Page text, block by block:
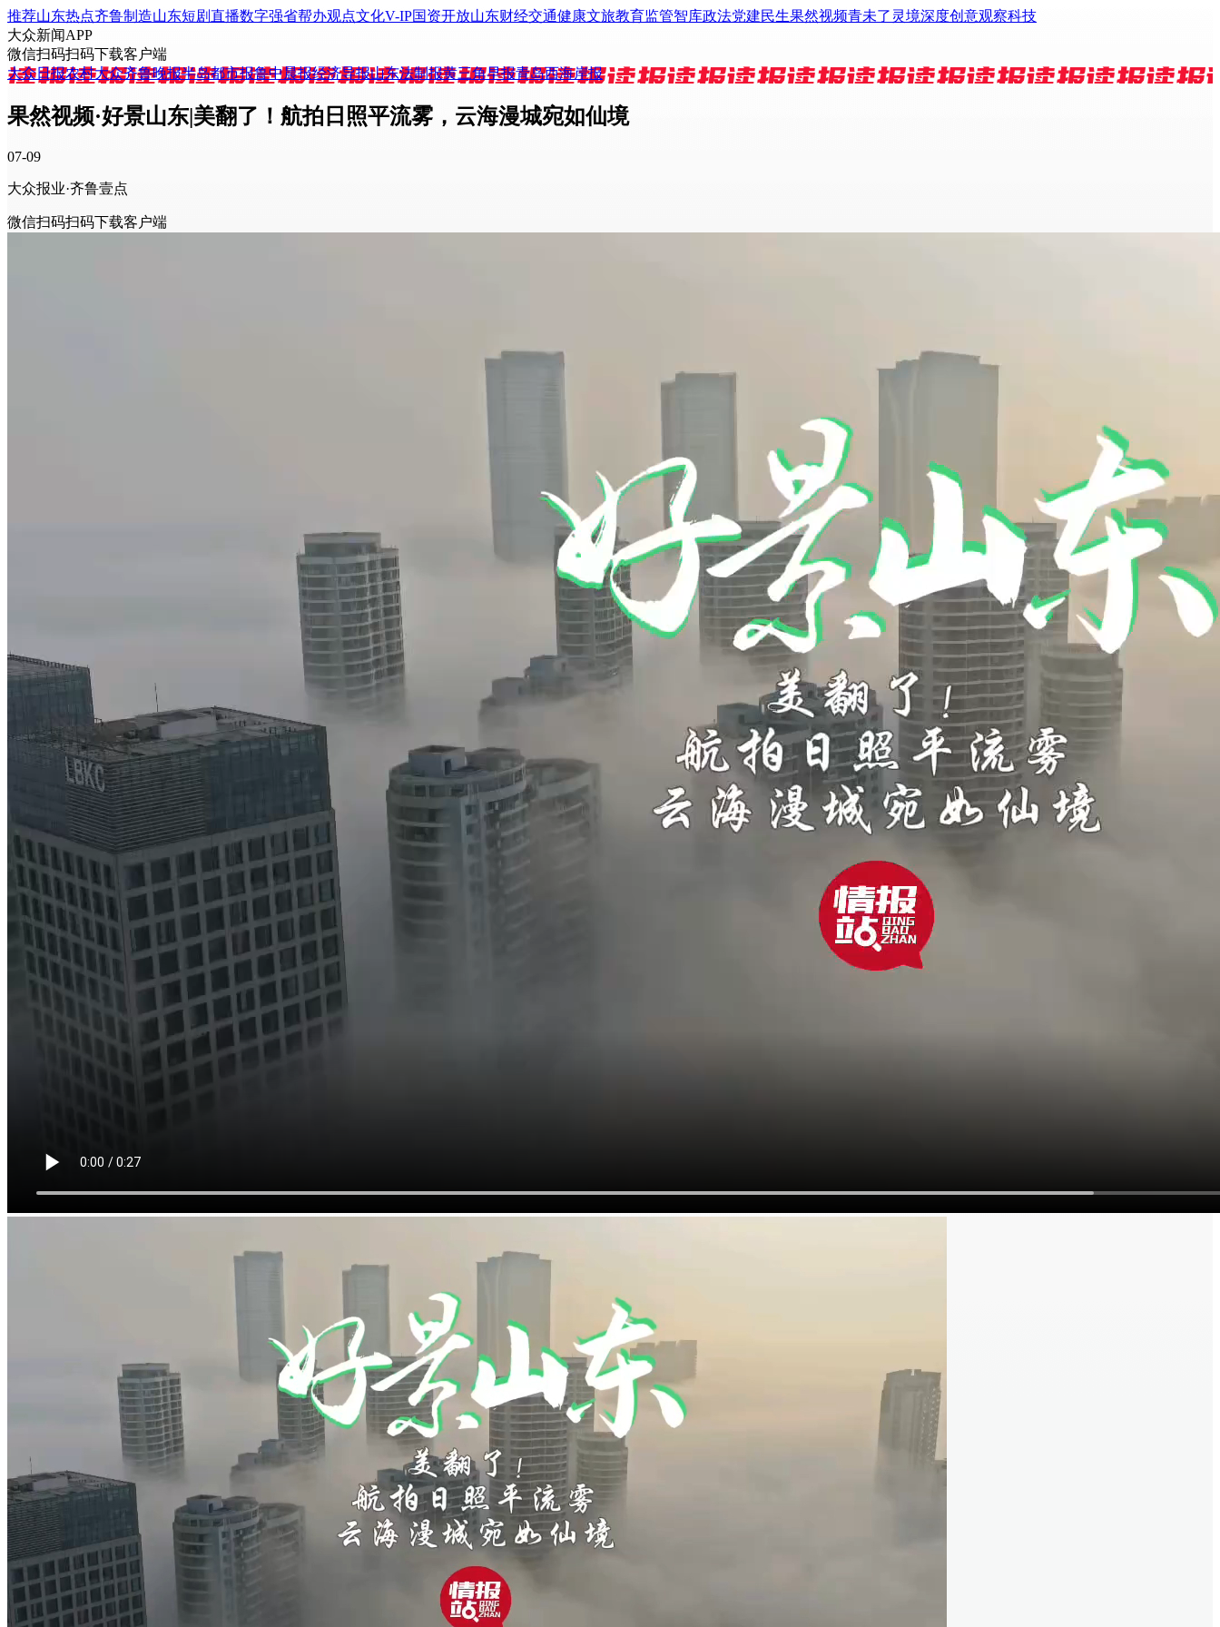
推荐山东热点齐鲁制造山东短剧直播数字强省帮办观点文化V-IP国资开放山东财经交通健康文旅教育监管智库政法党建民生果然视频青未了 灵境深度创意观察科技
大众新闻APP
微信扫码扫码下载客户端
大众日报农村大众齐鲁晚报半岛都市报鲁中晨报经济导报山东法制报黄三角早报青岛西海岸报
果然视频·好景山东|美翻了！航拍日照平流雾，云海漫城宛如仙境
07-09
大众报业·齐鲁壹点
微信扫码扫码下载客户端